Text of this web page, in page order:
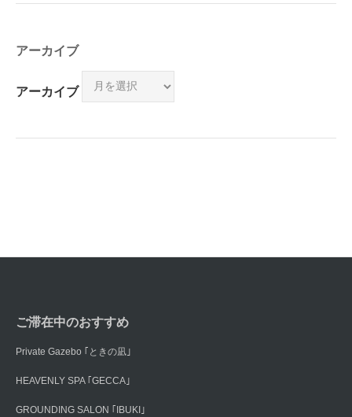
アーカイブ
アーカイブ
ご滞在中のおすすめ
Private Gazebo ｢ときの凪｣
HEAVENLY SPA ｢GECCA｣
GROUNDING SALON ｢IBUKI｣